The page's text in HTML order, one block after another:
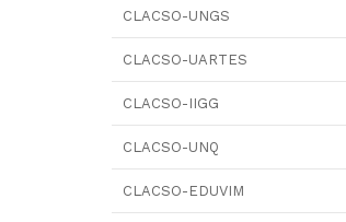
CLACSO-UNGS
CLACSO-UARTES
CLACSO-IIGG
CLACSO-UNQ
CLACSO-EDUVIM